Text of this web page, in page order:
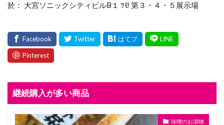
於： 大宮ソニックシティビルB１ ﾂꀀ 第３・４・５展示場
継続購入が多い商品
味噌のお漬物